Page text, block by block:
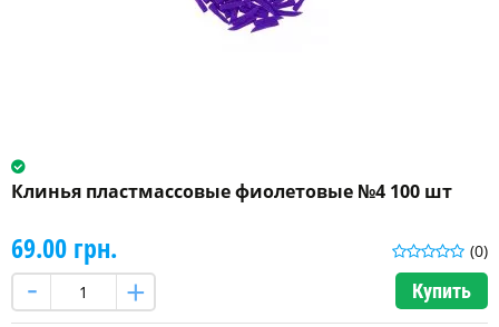
Клинья пластмассовые фиолетовые №4 100 шт
(0)
69.00 грн.
Купить